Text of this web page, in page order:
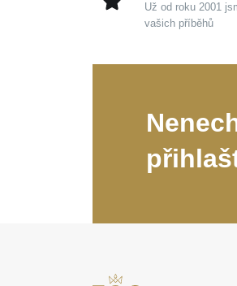
Už od roku 2001
vašich příběhů